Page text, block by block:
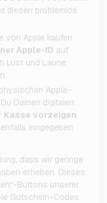
diesen problemlos
von Apple kaufen
Apple-ID auf
Lust und Laune
Apple-
Deinen digitalen
Kasse vorzeigen.
eingegeben
dass wir geringe
erheben. Dieses
Buttons unserer
Gutschein-Codes